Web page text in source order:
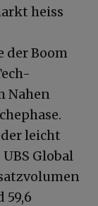
heiss
der Boom
Nahen
leicht
Global
59,6